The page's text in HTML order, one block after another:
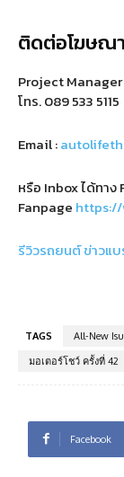
ติดต่อโฆษณา
Project
โทร.089 533 5115
Email :
หรือ Inbox ได้ทาง
Fanpage
รีวิวรถยนต์ข่าวแ
TAGS All-New
มอเตอร์โชว์ ครั้งที่ 42
Facebook